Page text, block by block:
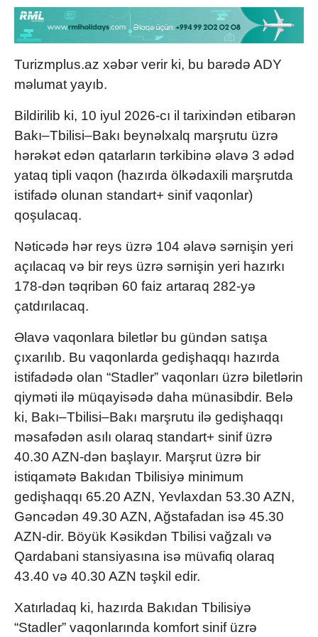
Turizmplus.az xəbər verir ki, bu barədə ADY
məlumat yayıb.
Bildirilib ki, 10 iyul 2026-cı il tarixindən etibarən
Bakı–Tbilisi–Bakı beynəlxalq marşrutu üzrə
hərəkət edən qatarların tərkibinə əlavə 3 ədəd
yataq tipli vaqon (hazırda ölkədaxili marşrutda
istifadə olunan standart+ sinif vaqonlar)
qoşulacaq.
Nəticədə hər reys üzrə 104 əlavə sərnişin yeri
açılacaq və bir reys üzrə sərnişin yeri hazırkı
178-dən təqribən 60 faiz artaraq 282-yə
çatdırılacaq.
Əlavə vaqonlara biletlər bu gündən satışa
çıxarılıb. Bu vaqonlarda gedişhaqqı hazırda
istifadədə olan “Stadler” vaqonları üzrə biletlərin
qiyməti ilə müqayisədə daha münasibdir. Belə
ki, Bakı–Tbilisi–Bakı marşrutu ilə gedişhaqqı
məsafədən asılı olaraq standart+ sinif üzrə
40.30 AZN-dən başlayır. Marşrut üzrə bir
istiqamətə Bakıdan Tbilisiyə minimum
gedişhaqqı 65.20 AZN, Yevlaxdan 53.30 AZN,
Gəncədən 49.30 AZN, Ağstafadan isə 45.30
AZN-dir. Böyük Kəsikdən Tbilisi vağzalı və
Qardabani stansiyasına isə müvafiq olaraq
43.40 və 40.30 AZN təşkil edir.
Xatırladaq ki, hazırda Bakıdan Tbilisiyə
“Stadler” vaqonlarında komfort sinif üzrə